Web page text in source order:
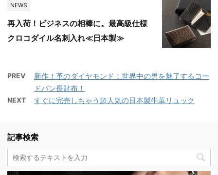
NEWS
再入荷！ビジネスの相棒に。最高級仕様
クロコダイル名刺入れ≪日本製≫
PREV
新作！革のダイヤモンド！世界中の男を魅了するコー
ドバン長財布！
NEXT すぐに完売しちゃう超人気の日本製牛革リュック
記事検索